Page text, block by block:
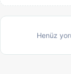
Henüz